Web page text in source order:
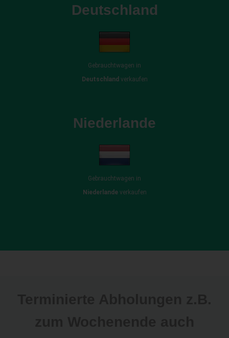
Deutschland
Gebrauchtwagen in
Deutschland verkaufen
Niederlande
Gebrauchtwagen in
Niederlandeverkaufen